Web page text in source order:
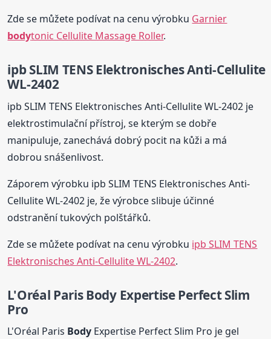
Zde se můžete podívat na cenu výrobku Garnier
bodytonic Cellulite Massage Roller.
ipb SLIM TENS Elektronisches Anti-Cellulite
WL-2402
ipb SLIM TENS Elektronisches Anti-Cellulite WL-2402 je
elektrostimulační přístroj, se kterým se dobře
manipuluje, zanechává dobrý pocit na kůži a má
dobrou snášenlivost.
Záporem výrobku ipb SLIM TENS Elektronisches Anti-
Cellulite WL-2402 je, že výrobce slibuje účinné
odstranění tukových polštářků.
Zde se můžete podívat na cenu výrobku ipb SLIM TENS
Elektronisches Anti-Cellulite WL-2402.
L'Oréal ParisBodyExpertise Perfect Slim
Pro
L'Oréal Paris Body Expertise Perfect Slim Pro je gel